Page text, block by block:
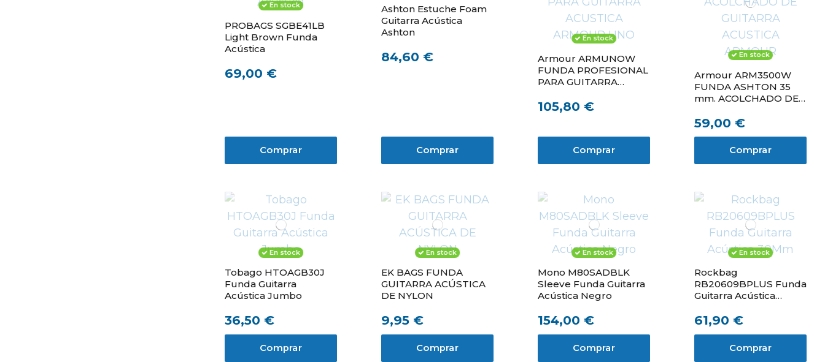
En stock
PROBAGS SGBE41LB
Light Brown Funda
Acústica
69,00 €
Comprar
Ashton Estuche Foam
Guitarra Acústica
Ashton
84,60 €
Comprar
En stock
Armour ARMUNOW
FUNDA PROFESIONAL
PARA GUITARRA
UNO
105,80 €
Comprar
En stock
Armour ARM3500W
FUNDA ASHTON 35
mm. ACOLCHADO DE
ARMOUR
59,00 €
Comprar
En stock
Tobago HTOAGB30J
Funda Guitarra
Acústica Jumbo
36,50 €
Comprar
En stock
EK BAGS FUNDA
GUITARRA ACÚSTICA
DE NYLON
9,95 €
Comprar
En stock
Mono M80SADBLK
Sleeve Funda Guitarra
Acústica Negro
154,00 €
Comprar
En stock
Rockbag
RB20609BPLUS Funda
Guitarra Acústica
61,90 €
Comprar